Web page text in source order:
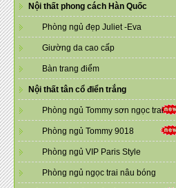
Nội thất phong cách Hàn Quốc
Phòng ngủ đẹp Juliet -Eva
Giường da cao cấp
Bàn trang điểm
Nội thất tân cổ điển trắng
Phòng ngủ Tommy sơn ngọc trai
Phòng ngủ Tommy 9018
Phòng ngủ VIP Paris Style
Phòng ngủ ngọc trai nâu bóng